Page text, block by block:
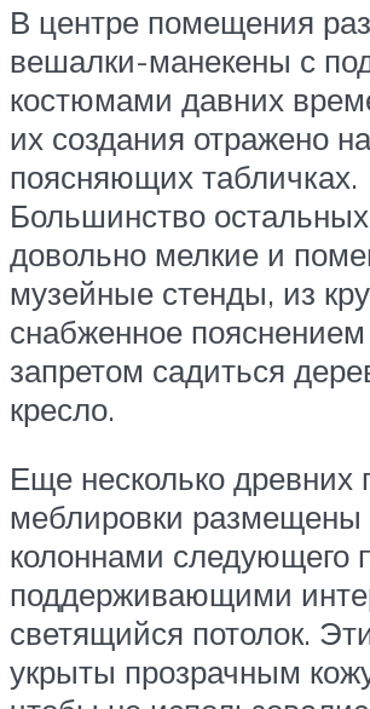
В центре помещения
вешалки-манекены с
костюмами давних
их создания отражено на
поясняющих табличках.
Большинство
довольно мелкие и
музейные стенды, из
снабженное
запретом садиться
кресло.
Еще несколько древних
меблировки
колоннами следующего
поддерживающими
светящийся потолок.
укрыты прозрачным